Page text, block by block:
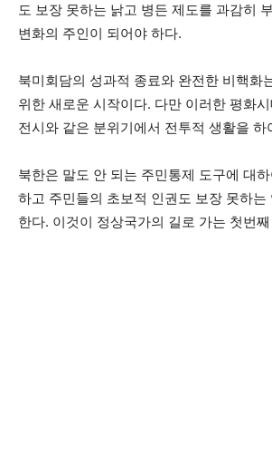
도 보장 못하는 낡고 병든 제도를 과감히
변화의 주인이 되어야 하다.
북미회담의 성과적 종료와 완전한 비핵화
위한 새로운 시작이다. 다만 이러한 평화
전시와 같은 분위기에서 전투적 생활을 하
북한은 말도 안 되는 주민통제 도구에 대
하고 주민들의 초보적 인권도 보장 못하
한다. 이것이 정상국가의 길로 가는 첫번